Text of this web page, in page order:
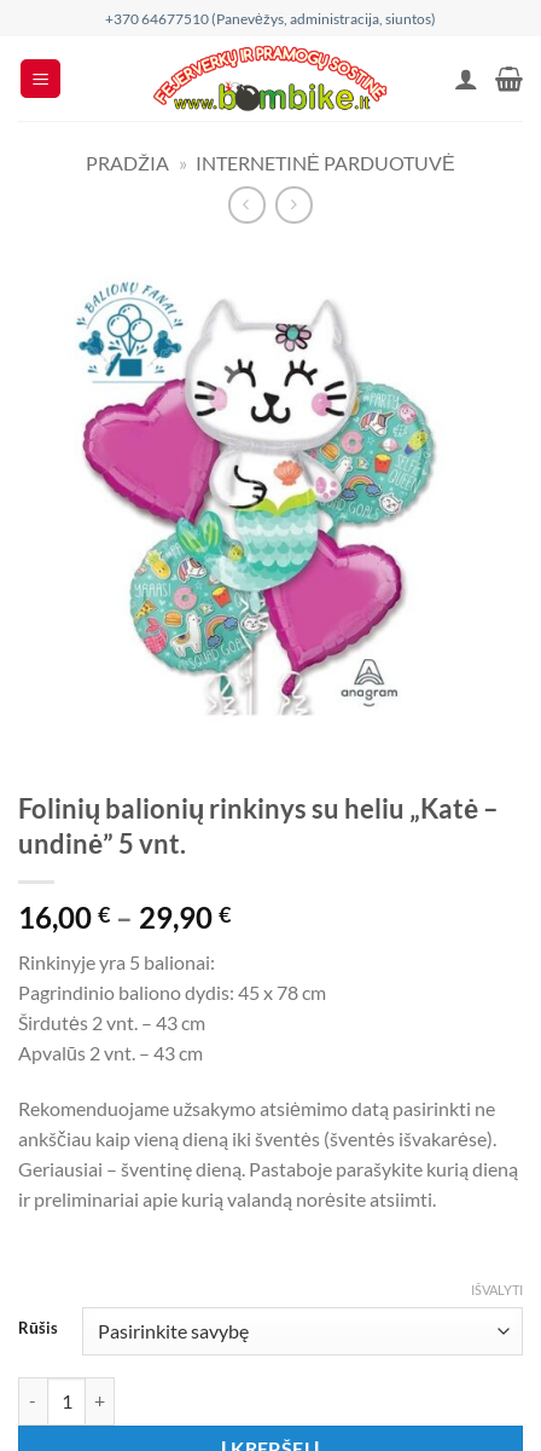
content
+370 64677510 (Panevėžys, administracija, siuntos)
PRADŽIA » INTERNETINĖ PARDUOTUVĖ
Folinių balionių rinkinys su heliu „Katė –
undinė” 5 vnt.
16,00 € – 29,90 €Price
through
Rinkinyje yra 5 balionai:
Pagrindinio baliono dydis: 45 x 78 cm
Širdutės 2 vnt. – 43 cm
Apvalūs 2 vnt. – 43 cm
Rekomenduojame užsakymo atsiėmimo datą pasirinkti ne
ankščiau kaip vieną dieną iki šventės (šventės išvakarėse).
Geriausiai – šventinę dieną. Pastaboje parašykite kurią dieną
ir preliminariai apie kurią valandą norėsite atsiimti.
Rūšis
IŠVALYTI